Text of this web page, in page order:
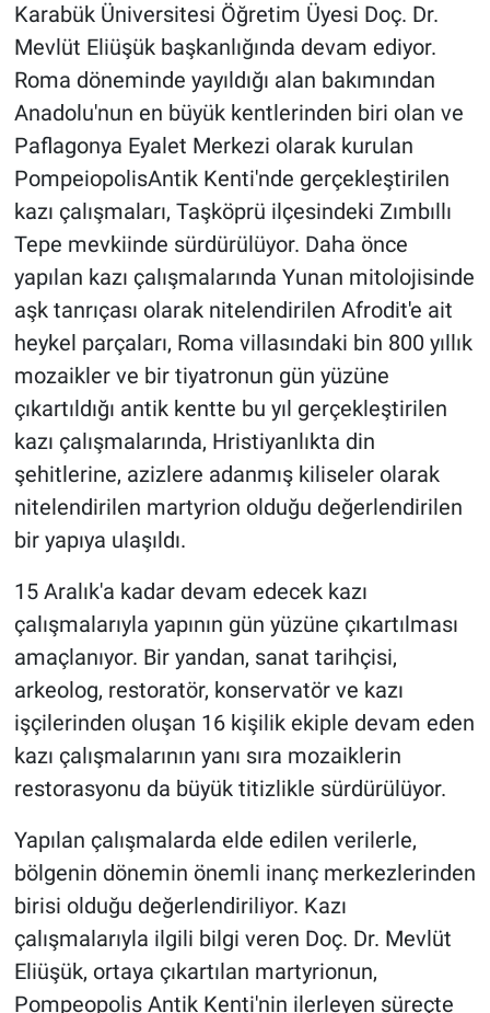
Karabük Üniversitesi Öğretim Üyesi Doç. Dr.
Mevlüt Eliüşük başkanlığında devam ediyor.
Roma döneminde yayıldığı alan bakımından
Anadolu'nun en büyük kentlerinden biri olan ve
Paflagonya Eyalet Merkezi olarak kurulan
PompeiopolisAntik Kenti'nde gerçekleştirilen
kazı çalışmaları, Taşköprü ilçesindeki Zımbıllı
Tepe mevkiinde sürdürülüyor. Daha önce
yapılan kazı çalışmalarında Yunan mitolojisinde
aşk tanrıçası olarak nitelendirilen Afrodit'e ait
heykel parçaları, Roma villasındaki bin 800 yıllık
mozaikler ve bir tiyatronun gün yüzüne
çıkartıldığı antik kentte bu yıl gerçekleştirilen
kazı çalışmalarında, Hristiyanlıkta din
şehitlerine, azizlere adanmış kiliseler olarak
nitelendirilen martyrion olduğu değerlendirilen
bir yapıya ulaşıldı.
15 Aralık'a kadar devam edecek kazı
çalışmalarıyla yapının gün yüzüne çıkartılması
amaçlanıyor. Bir yandan, sanat tarihçisi,
arkeolog, restoratör, konservatör ve kazı
işçilerinden oluşan 16 kişilik ekiple devam eden
kazı çalışmalarının yanı sıra mozaiklerin
restorasyonu da büyük titizlikle sürdürülüyor.
Yapılan çalışmalarda elde edilen verilerle,
bölgenin dönemin önemli inanç merkezlerinden
birisi olduğu değerlendiriliyor. Kazı
çalışmalarıyla ilgili bilgi veren Doç. Dr. Mevlüt
Eliüşük, ortaya çıkartılan martyrionun,
Pompeopolis Antik Kenti'nin ilerleyen süreçte